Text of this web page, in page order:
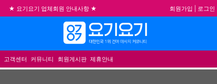
★ 요기요기 업체회원 안내사항 ★
불건전한 게시글은 삭제 및 회원탈퇴 됩니다.
합법적이고 건전한 업체와 광고를 제휴합니다.
★요기요기 설 연휴 휴무 안내★
회원가입 로그인
고객센터 커뮤니티 회원게시판 제휴안내